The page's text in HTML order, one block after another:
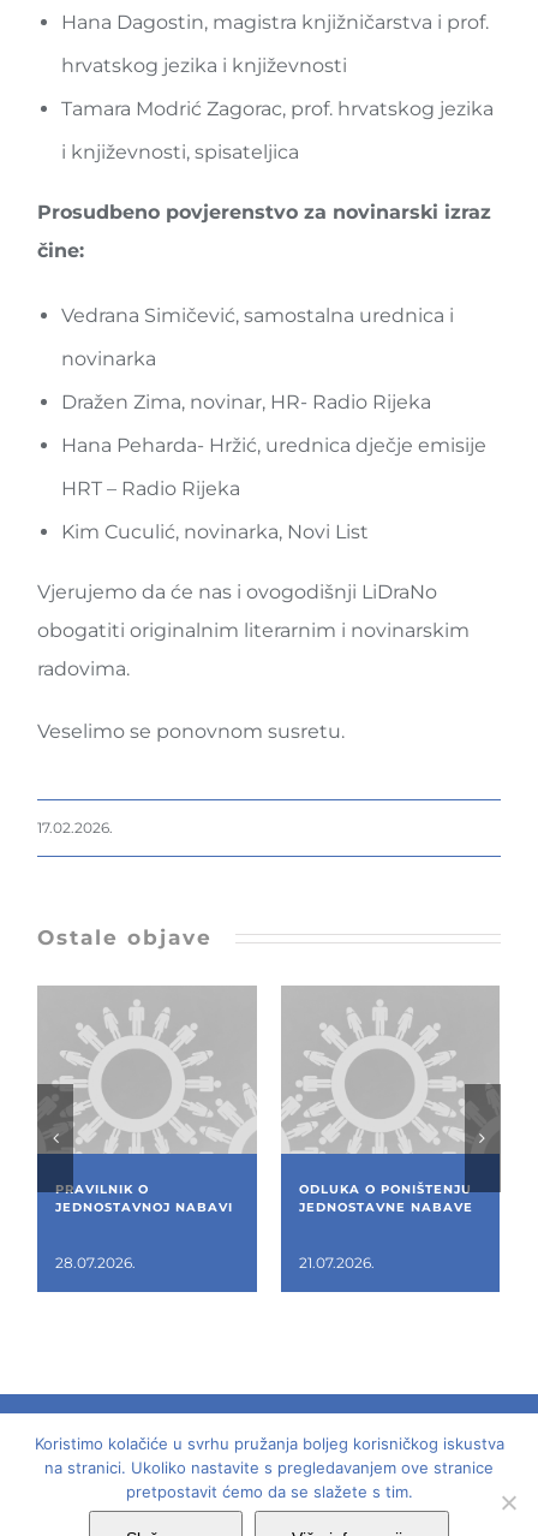
Hana Dagostin, magistra knjižničarstva i prof.
hrvatskog jezika i književnosti
Tamara Modrić Zagorac, prof. hrvatskog jezika
i književnosti, spisateljica
Prosudbeno povjerenstvo za novinarski izraz
čine:
Vedrana Simičević, samostalna urednica i
novinarka
Dražen Zima, novinar, HR- Radio Rijeka
Hana Peharda- Hržić, urednica dječje emisije
HRT – Radio Rijeka
Kim Cuculić, novinarka, Novi List
Vjerujemo da će nas i ovogodišnji LiDraNo
obogatiti originalnim literarnim i novinarskim
radovima.
Veselimo se ponovnom susretu.
17.02.2026.
Ostale objave
PRAVILNIK O
JEDNOSTAVNOJ NABAVI
28.07.2026.
ODLUKA O PONIŠTENJU
JEDNOSTAVNE NABAVE
21.07.2026.
© 2018 -2026 | Dom mladih - Laginjina 15, Rijeka,
OIB: 62799759990 | Sva prava pridržana | Dizajn:
Koristimo kolačiće u svrhu pružanja boljeg korisničkog iskustva
na stranici. Ukoliko nastavite s pregledavanjem ove stranice
pretpostavit ćemo da se slažete s tim.